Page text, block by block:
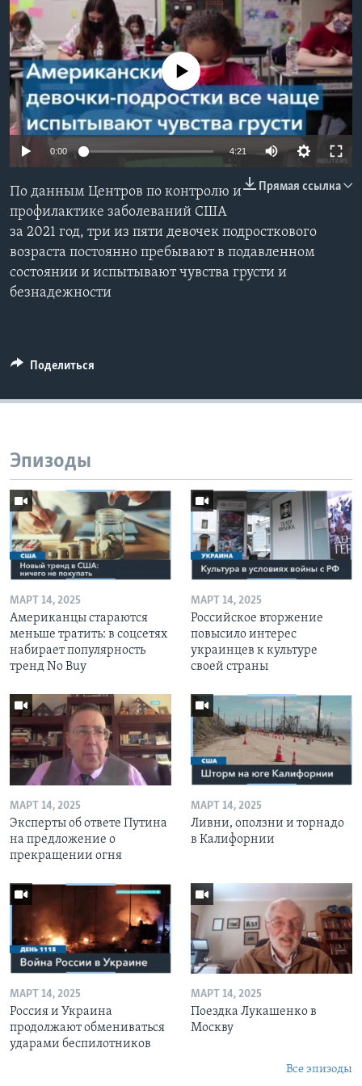
Learning English
СОЦИАЛЬНЫЕ СЕТИ
Языки
No media source currently available
0:00 4:21
Прямая ссылка
По данным Центров по контролю и
профилактике заболеваний США
за 2021 год, три из пяти девочек подросткового
возраста постоянно пребывают в подавленном
состоянии и испытывают чувства грусти и
безнадежности
Поделиться
Эпизоды
МАРТ 14, 2025
Американцы стараются
меньше тратить: в соцсетях
набирает популярность
тренд No Buy
МАРТ 14, 2025
Российское вторжение
повысило интерес
украинцев к культуре
своей страны
МАРТ 14, 2025
Эксперты об ответе Путина
на предложение о
прекращении огня
МАРТ 14, 2025
Ливни, оползни и торнадо
в Калифорнии
МАРТ 14, 2025
Россия и Украина
продолжают обмениваться
ударами беспилотников
МАРТ 14, 2025
Поездка Лукашенко в
Москву
Все эпизоды